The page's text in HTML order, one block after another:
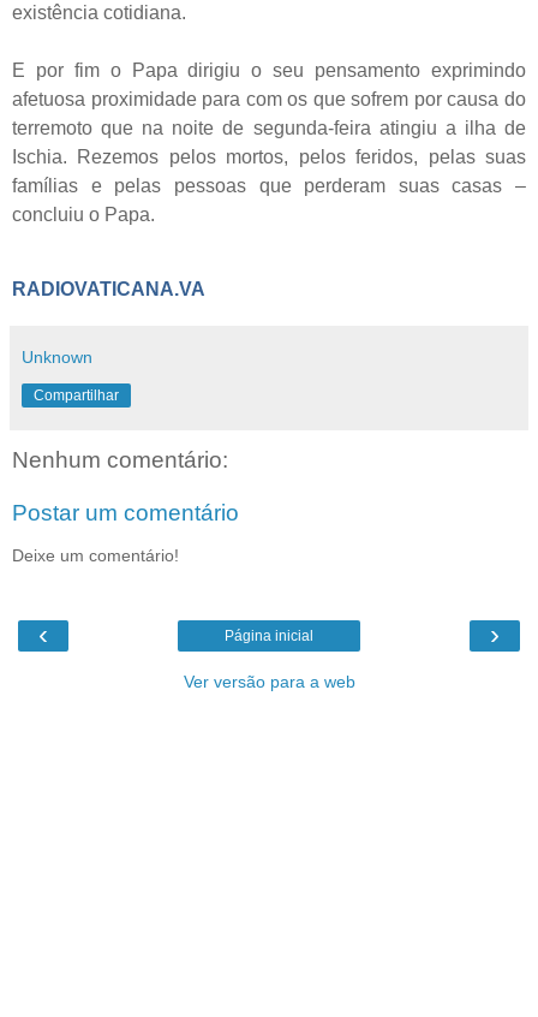
existência cotidiana.
E por fim o Papa dirigiu o seu pensamento exprimindo
afetuosa proximidade para com os que sofrem por causa do
terremoto que na noite de segunda-feira atingiu a ilha de
Ischia. Rezemos pelos mortos, pelos feridos, pelas suas
famílias e pelas pessoas que perderam suas casas –
concluiu o Papa.
RADIOVATICANA.VA
Unknown
Compartilhar
Nenhum comentário:
Postar um comentário
Deixe um comentário!
‹ ›
Página inicial
Ver versão para a web